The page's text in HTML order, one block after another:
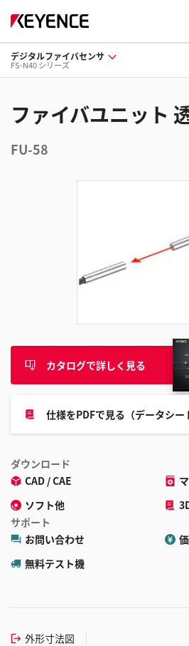
デジタルファイバセンサ
FS-N40 シリーズ
ファイバユニット
FU-58
カタログで詳しく見る
仕様をPDFで見る（データシー
ダウンロード
CAD / CAE
ソフト他
サポート
お問い合わせ
無料テスト機
外形寸法図